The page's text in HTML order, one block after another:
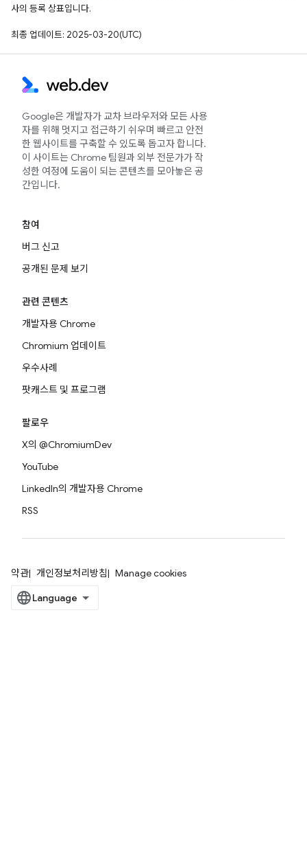
사의 등록 상표입니다.
최종 업데이트: 2025-03-20(UTC)
Google은 개발자가 교차 브라우저와 모든 사용
자를 위해 멋지고 접근하기 쉬우며 빠르고 안전
한 웹사이트를 구축할 수 있도록 돕고자 합니다.
이 사이트는 Chrome 팀원과 외부 전문가가 작
성한 여정에 도움이 되는 콘텐츠를 모아놓은 공
간입니다.
참여
버그 신고
공개된 문제 보기
관련 콘텐츠
개발자용 Chrome
Chromium 업데이트
우수사례
팟캐스트 및 프로그램
팔로우
X의 @ChromiumDev
YouTube
LinkedIn의 개발자용 Chrome
RSS
약관 개인정보처리방침 Manage cookies